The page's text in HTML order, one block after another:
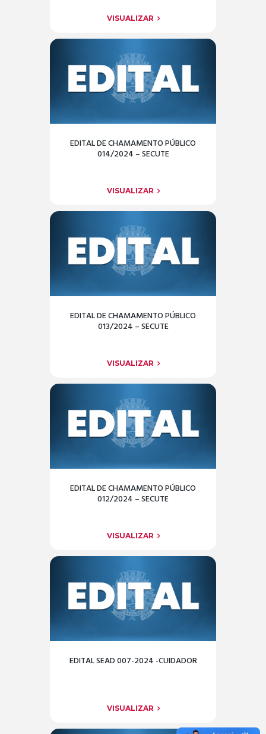
VISUALIZAR
EDITAL DE CHAMAMENTO PÚBLICO
014/2024 – SECUTE
VISUALIZAR
EDITAL DE CHAMAMENTO PÚBLICO
013/2024 – SECUTE
VISUALIZAR
EDITAL DE CHAMAMENTO PÚBLICO
012/2024 – SECUTE
VISUALIZAR
EDITAL SEAD 007-2024 -CUIDADOR
VISUALIZAR